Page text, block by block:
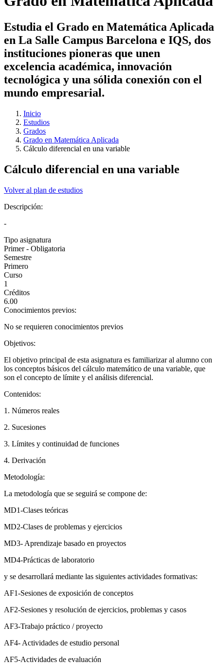
Estudia el Grado en Matemática Aplicada
en La Salle Campus Barcelona e IQS, dos
instituciones pioneras que unen
excelencia académica, innovación
tecnológica y una sólida conexión con el
mundo empresarial.
Inicio
Estudios
Grados
Grado en Matemática Aplicada
Cálculo diferencial en una variable
Cálculo diferencial en una variable
Volver al plan de estudios
Descripción:
-
Tipo asignatura
Primer - Obligatoria
Semestre
Primero
Curso
1
Créditos
6.00
Conocimientos previos:
No se requieren conocimientos previos
Objetivos:
El objetivo principal de esta asignatura es familiarizar al alumno con
los conceptos básicos del cálculo matemático de una variable, que
son el concepto de límite y el análisis diferencial.
Contenidos:
1. Números reales
2. Sucesiones
3. Límites y continuidad de funciones
4. Derivación
Metodología:
La metodología que se seguirá se compone de:
MD1-Clases teóricas
MD2-Clases de problemas y ejercicios
MD3- Aprendizaje basado en proyectos
MD4-Prácticas de laboratorio
y se desarrollará mediante las siguientes actividades formativas:
AF1-Sesiones de exposición de conceptos
AF2-Sesiones y resolución de ejercicios, problemas y casos
AF3-Trabajo práctico / proyecto
AF4- Actividades de estudio personal
AF5-Actividades de evaluación